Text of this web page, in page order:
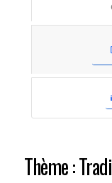
Thème :